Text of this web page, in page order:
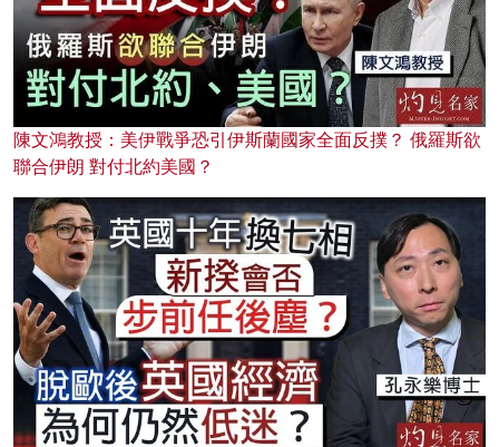
陳文鴻教授：美伊戰爭恐引伊斯蘭國家全面反撲？ 俄羅斯欲
聯合伊朗 對付北約美國？